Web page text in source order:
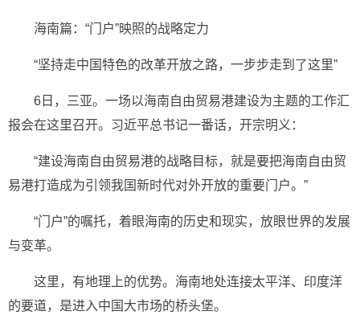
海南篇：“门户”映照的战略定力
“坚持走中国特色的改革开放之路，一步步走到了这里”
6日，三亚。一场以海南自由贸易港建设为主题的工作汇
报会在这里召开。习近平总书记一番话，开宗明义：
“建设海南自由贸易港的战略目标，就是要把海南自由贸
易港打造成为引领我国新时代对外开放的重要门户。”
“门户”的嘱托，着眼海南的历史和现实，放眼世界的发展
与变革。
这里，有地理上的优势。海南地处连接太平洋、印度洋
的要道，是进入中国大市场的桥头堡。